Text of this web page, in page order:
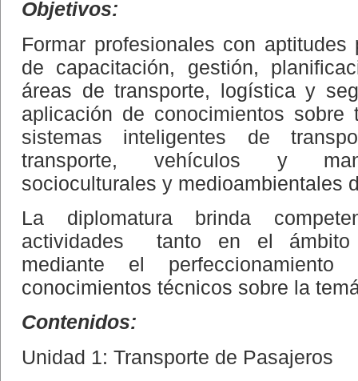
Objetivos:
Formar profesionales con
de capacitación, gestión,
áreas de transporte, logística y
aplicación de conocimientos
sistemas inteligentes de
transporte, vehículos y
socioculturales y medioambientales
La diplomatura brinda
actividades tanto en el ámbito
mediante el
conocimientos técnicos sobre la
Contenidos:
Unidad 1: Transporte de Pasajeros